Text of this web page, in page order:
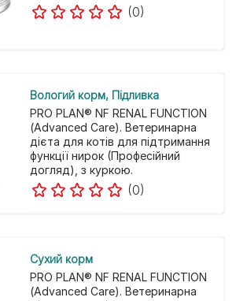
(0)
Вологий корм Підливка
PRO PLAN® NF RENAL FUNCTION
(Advanced Care). Ветеринарна
дієта для котів для підтримання
функції нирок (Професійний
догляд), з куркою.
(0)
Cухий корм
PRO PLAN® NF RENAL FUNCTION
(Advanced Care). Ветеринарна